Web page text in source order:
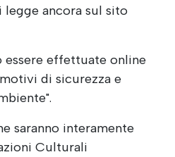
legge ancora sul sito
essere effettuate online
di sicurezza e
saranno interamente
Culturali